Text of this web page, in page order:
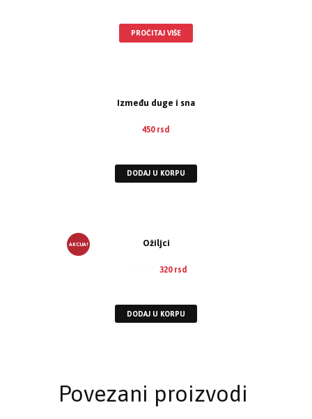
PROČITAJ VIŠE
Između duge i sna
450 rsd
DODAJ U KORPU
AKCIJA! Ožiljci
320 rsd
DODAJ U KORPU
Povezani proizvodi